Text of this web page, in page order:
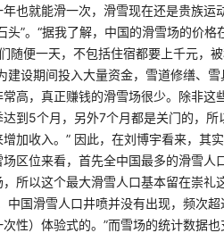
也就能滑一次，滑雪现在还是贵族运
头”。“据我了解，中国的滑雪场的价
便一天，不包括住宿都要上千元，被
建设期间投入大量资金，雪道修缮、
高，真正赚钱的滑雪场很少。除非这
到5个月，另外7个月都是关门的，
加收入。” 因此，在刘博宇看来，其
区位来看，首先全中国最多的滑雪
所以这个最大滑雪人口基本留在崇礼
中国滑雪人口井喷并没有出现，频次
性）体验式的。”而雪场的统计数据